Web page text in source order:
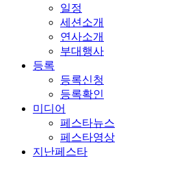
일정
세션소개
연사소개
부대행사
등록
등록신청
등록확인
미디어
페스타뉴스
페스타영상
지난페스타